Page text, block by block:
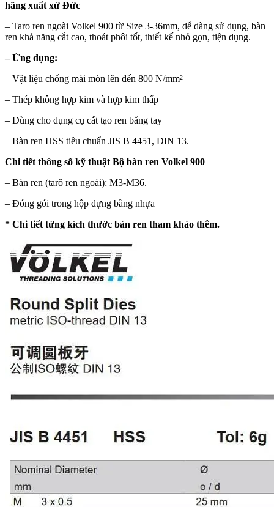
hãng xuất xứ Đức
– Taro ren ngoài Volkel 900 từ Size 3-36mm, dể dàng sử dụng, bàn
ren khả năng cắt cao, thoát phôi tốt, thiết kế nhỏ gọn, tiện dụng.
– Ứng dụng:
– Vật liệu chống mài mòn lên đến 800 N/mm²
– Thép không hợp kim và hợp kim thấp
– Dùng cho dụng cụ cắt tạo ren bằng tay
– Bàn ren HSS tiêu chuẩn JIS B 4451, DIN 13.
Chi tiết thông số kỹ thuật Bộ bàn ren Volkel 900
– Bàn ren (tarô ren ngoài): M3-M36.
– Đóng gói trong hộp đựng bằng nhựa
* Chi tiết từng kích thước bàn ren tham khảo thêm.